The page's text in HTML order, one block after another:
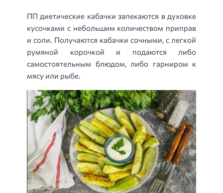
ПП диетические кабачки запекаются в духовке
кусочками с небольшим количеством приправ
и соли. Получаются кабачки сочными, с легкой
румяной корочкой и подаются либо
самостоятельным блюдом, либо гарниром к
мясу или рыбе.